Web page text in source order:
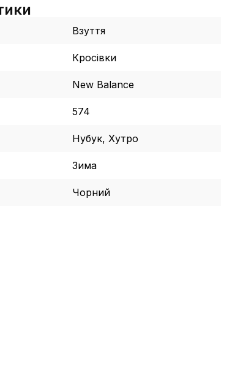
Взуття
Кросівки
New Balance
574
Нубук, Хутро
Зима
Чорний